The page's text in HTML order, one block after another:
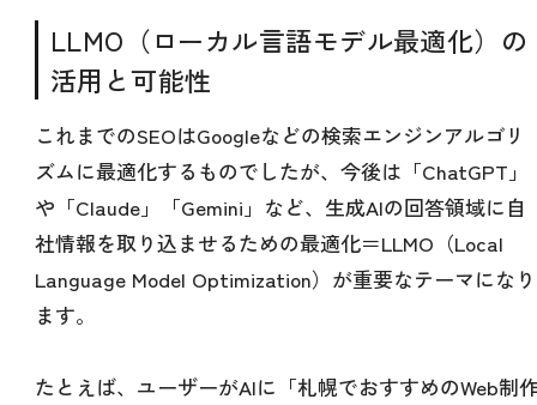
LLMO（ローカル言語モデル最適化）の
活用と可能性
これまでのSEOはGoogleなどの検索エンジンアルゴリ
ズムに最適化するものでしたが、今後は「ChatGPT」
や「Claude」「Gemini」など、生成AIの回答領域に自
社情報を取り込ませるための最適化＝LLMO（Local
Language Model Optimization）が重要なテーマになり
ます。
たとえば、ユーザーがAIに「札幌でおすすめのWeb制